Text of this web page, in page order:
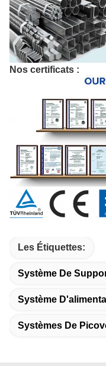
Nos certificats :
Les Étiquettes:
Système De
Système
Systèmes De